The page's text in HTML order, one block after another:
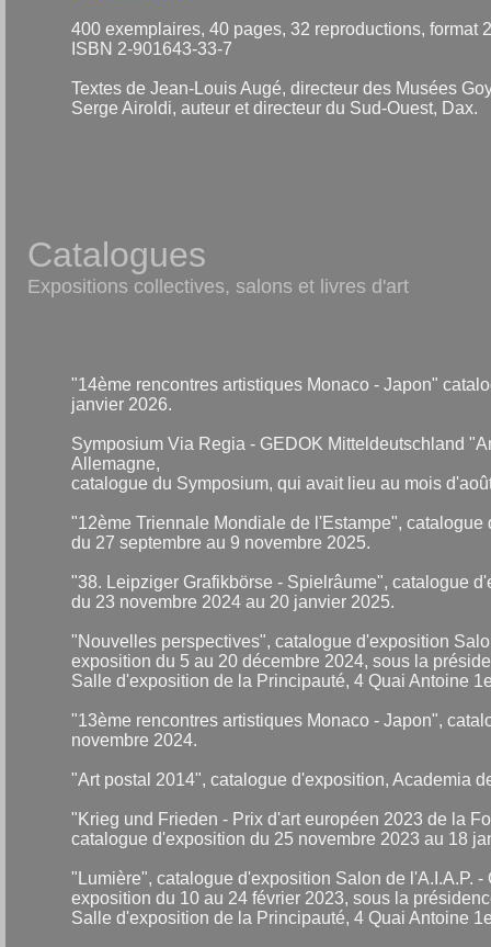
400 exemplaires, 40 pages, 32 reproductions, format
ISBN 2-901643-33-7
Textes de Jean-Louis Augé, directeur des Musées
Serge Airoldi, auteur et directeur du Sud-Ouest, Dax.
Catalogues
Expositions collectives, salons et livres d'art
"14ème rencontres artistiques Monaco - Japon"
janvier 2026.
Symposium Via Regia - GEDOK Mitteldeutschland
Allemagne,
catalogue du Symposium, qui avait lieu au mois
"12ème Triennale Mondiale de l'Estampe",
du 27 septembre au 9 novembre 2025.
"38. Leipziger Grafikbörse - Spielrâume", catalogue
du 23 novembre 2024 au 20 janvier 2025.
"Nouvelles perspectives", catalogue d'exposition
exposition du 5 au 20 décembre 2024, sous la
Salle d'exposition de la Principauté, 4 Quai Antoine
"13ème rencontres artistiques Monaco - Japon",
novembre 2024.
"Art postal 2014", catalogue d'exposition, Academia
"Krieg und Frieden - Prix d'art européen 2023 de la
catalogue d'exposition du 25 novembre 2023 au 18
"Lumière", catalogue d'exposition Salon de l'A.I.A.P.
exposition du 10 au 24 février 2023, sous la
Salle d'exposition de la Principauté, 4 Quai Antoine